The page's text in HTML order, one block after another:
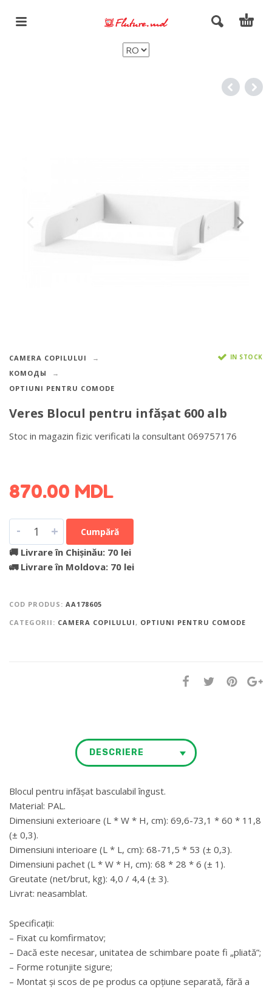
CAMERA COPILULUI
КОМОДЫ
OPTIUNI PENTRU COMODE
IN STOCK
Veres Blocul pentru infășat 600 alb
Stoc in magazin fizic verificati la consultant 069757176
870.00 MDL
- + Cumpără
🚚 Livrare în Chișinău: 70 lei
🚛 Livrare în Moldova: 70 lei
COD PRODUS: AA178605
CATEGORII: CAMERA COPILULUI , OPTIUNI PENTRU COMODE
DESCRIERE
Blocul pentru infășat basculabil îngust.
Material: PAL.
Dimensiuni exterioare (L * W * H, cm): 69,6-73,1 * 60 * 11,8
(± 0,3).
Dimensiuni interioare (L * L, cm): 68-71,5 * 53 (± 0,3).
Dimensiuni pachet (L * W * H, cm): 68 * 28 * 6 (± 1).
Greutate (net/brut, kg): 4,0 / 4,4 (± 3).
Livrat: neasamblat.
Specificații:
– Fixat cu komfirmatov;
– Dacă este necesar, unitatea de schimbare poate fi „pliată”;
– Forme rotunjite sigure;
– Montat și scos de pe produs ca opțiune separată, fără a